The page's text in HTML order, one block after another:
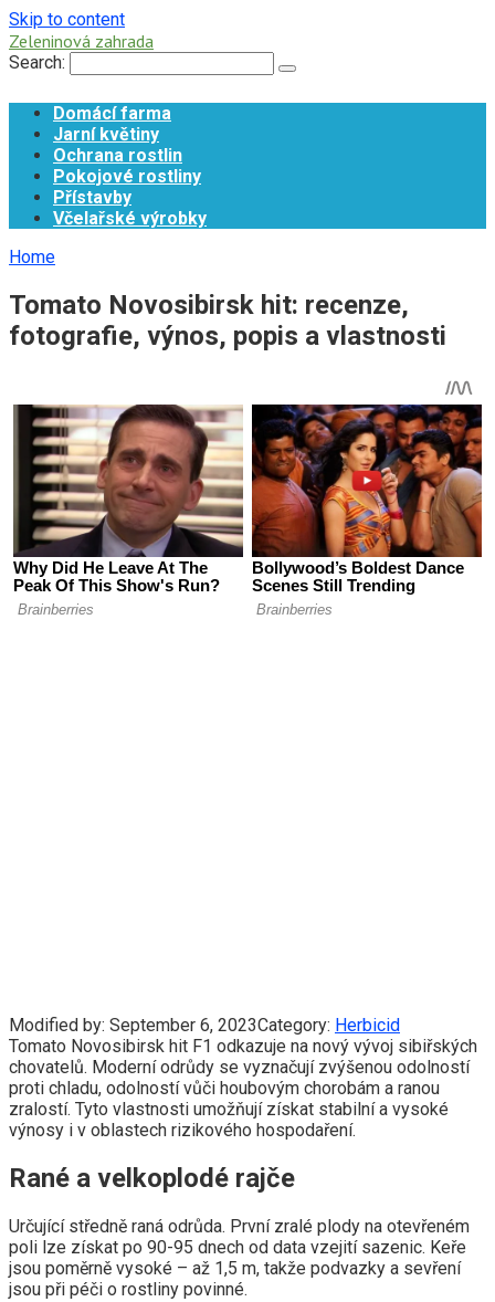
Skip to content
Zeleninová zahrada
Search:
Domácí farma
Jarní květiny
Ochrana rostlin
Pokojové rostliny
Přístavby
Včelařské výrobky
Home
Tomato Novosibirsk hit: recenze,
fotografie, výnos, popis a vlastnosti
Modified by: September 6, 2023Category: Herbicid
Tomato Novosibirsk hit F1 odkazuje na nový vývoj sibiřských
chovatelů. Moderní odrůdy se vyznačují zvýšenou odolností
proti chladu, odolností vůči houbovým chorobám a ranou
zralostí. Tyto vlastnosti umožňují získat stabilní a vysoké
výnosy i v oblastech rizikového hospodaření.
Rané a velkoplodé rajče
Určující středně raná odrůda. První zralé plody na otevřeném
poli lze získat po 90-95 dnech od data vzejití sazenic. Keře
jsou poměrně vysoké – až 1,5 m, takže podvazky a sevření
jsou při péči o rostliny povinné.